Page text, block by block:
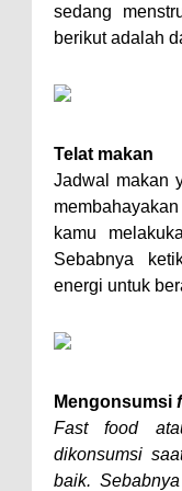
sedang
berikut adalah
Telat makan
Jadwal makan
kamu
Sebabnya
energi untuk
Mengonsumsi
Fast food
dikonsumsi
baik.